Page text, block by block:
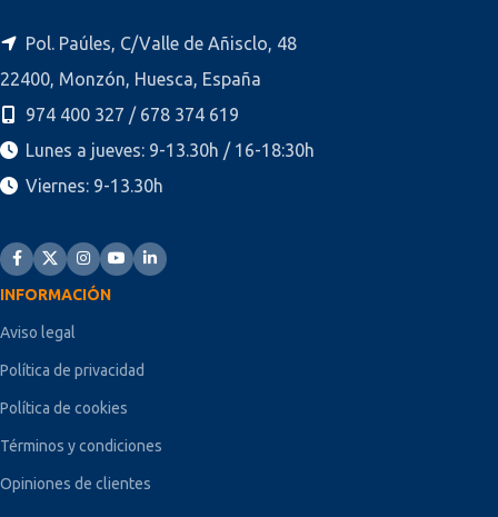
Pol. Paúles, C/Valle de Añisclo, 48
22400, Monzón, Huesca, España
974 400 327 / 678 374 619
Lunes a jueves: 9-13.30h / 16-18:30h
Viernes: 9-13.30h
INFORMACIÓN
Aviso legal
Política de privacidad
Política de cookies
Términos y condiciones
Opiniones de clientes